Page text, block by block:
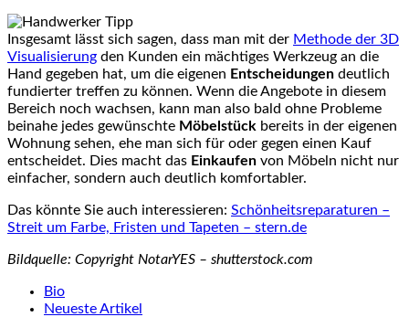
Insgesamt lässt sich sagen, dass man mit der Methode der 3D
Visualisierung den Kunden ein mächtiges Werkzeug an die
Hand gegeben hat, um die eigenen Entscheidungen deutlich
fundierter treffen zu können. Wenn die Angebote in diesem
Bereich noch wachsen, kann man also bald ohne Probleme
beinahe jedes gewünschte Möbelstück bereits in der eigenen
Wohnung sehen, ehe man sich für oder gegen einen Kauf
entscheidet. Dies macht das Einkaufen von Möbeln nicht nur
einfacher, sondern auch deutlich komfortabler.
Das könnte Sie auch interessieren: Schönheitsreparaturen –
Streit um Farbe, Fristen und Tapeten – stern.de
Bildquelle: Copyright NotarYES – shutterstock.com
following
Bio
Neueste Artikel